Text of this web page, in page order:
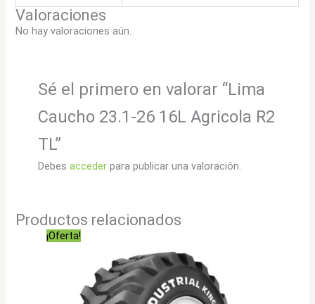
Valoraciones
No hay valoraciones aún.
Sé el primero en valorar “Lima
Caucho 23.1-26 16L Agricola R2
TL”
Debes accederpara publicar una valoración.
Productos relacionados
¡Oferta!